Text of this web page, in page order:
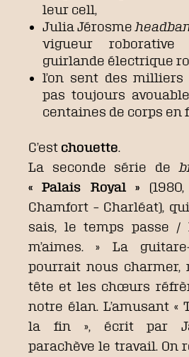
leur cell,
Julia Jérosme
vigueur roborative
guirlande électrique
l’on sent des milliers
pas toujours
centaines de corps en
C’est chouette
La seconde série de
« Palais Royal »
Chamfort – Charléat),
sais, le temps passe /
m’aimes. » La
pourrait nous charmer,
tête et les chœurs
notre élan. L’amusant «
la fin », écrit par
parachève le travail. On